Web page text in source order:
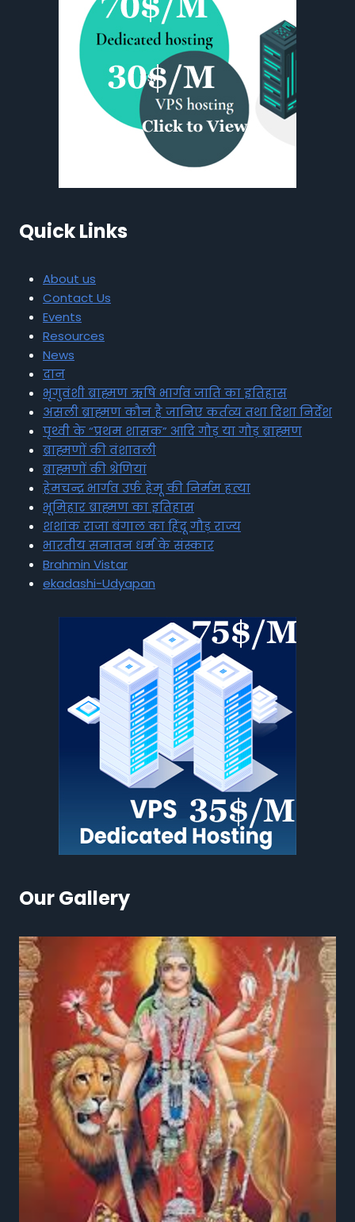
Quick Links
About us
Contact Us
Events
Resources
News
दान
भृगुवंशी ब्राह्मण ऋषि भार्गव जाति का इतिहास
असली ब्राह्मण कौन है जानिए कर्तव्य तथा दिशा निर्देश
पृथ्वी के “प्रथम शासक” आदि गौड़ या गौड़ ब्राह्मण
ब्राह्मणों की वंशावली
ब्राह्मणों की श्रेणियां
हेमचन्द्र भार्गव उर्फ हेमू की निर्मम हत्या
भूमिहार ब्राह्मण का इतिहास
शशांक राजा बंगाल का हिंदू गौड़ राज्य
भारतीय सनातन धर्म के संस्कार
Brahmin Vistar
ekadashi-Udyapan
Our Gallery